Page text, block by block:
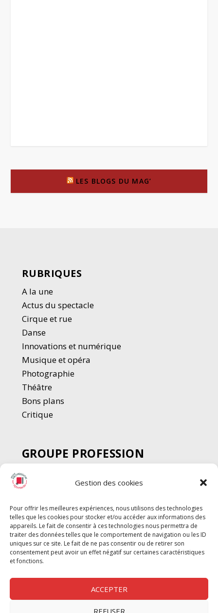
Gestion des cookies
Pour offrir les meilleures expériences, nous utilisons des technologies
telles que les cookies pour stocker et/ou accéder aux informations des
appareils. Le fait de consentir à ces technologies nous permettra de
traiter des données telles que le comportement de navigation ou les ID
uniques sur ce site. Le fait de ne pas consentir ou de retirer son
consentement peut avoir un effet négatif sur certaines caractéristiques
et fonctions.
ACCEPTER
REFUSER
LES BLOGS DU MAG’
RUBRIQUES
A la une
Actus du spectacle
Cirque et rue
Danse
Innovations et numérique
Musique et opéra
Photographie
Théâtre
Bons plans
Critique
GROUPE PROFESSION
SPECTACLE
Chèque Intermittents
Chèque Compta
Chèque Emploi Spectacle
G-Pods
Profession Audio-visuel